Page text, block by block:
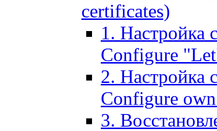
certificates)
1. Настройка
Configure
2. Настройка
Configure
3.